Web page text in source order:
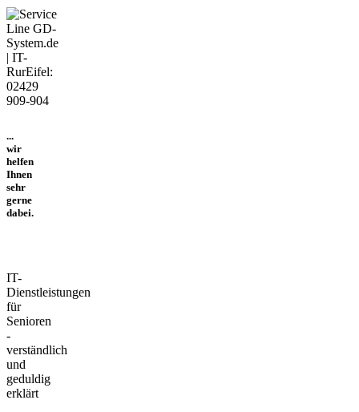
...
wir
helfen
Ihnen
sehr
gerne
dabei.
IT-
Dienstleistungen
für
Senioren
-
verständlich
und
geduldig
erklärt